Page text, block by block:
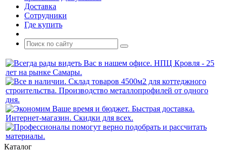
Доставка
Сотрудники
Где купить
Каталог